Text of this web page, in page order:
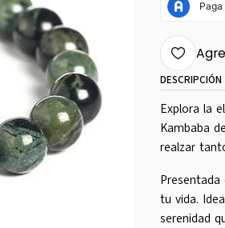
DESCRIPCIÓN
Explora la
Kambaba
realzar
tu vida.
serenidad